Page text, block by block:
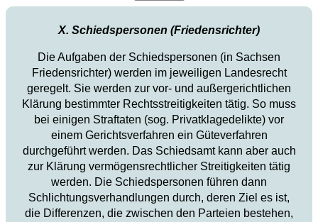
X. Schiedspersonen (Friedensrichter)
Die Aufgaben der Schiedspersonen (in Sachsen
Friedensrichter) werden im jeweiligen Landesrecht
geregelt. Sie werden zur vor- und außergerichtlichen
Klärung bestimmter Rechtsstreitigkeiten tätig. So muss
bei einigen Straftaten (sog. Privatklagedelikte) vor
einem Gerichtsverfahren ein Güteverfahren
durchgeführt werden. Das Schiedsamt kann aber auch
zur Klärung vermögensrechtlicher Streitigkeiten tätig
werden. Die Schiedspersonen führen dann
Schlichtungsverhandlungen durch, deren Ziel es ist,
die Differenzen, die zwischen den Parteien bestehen,